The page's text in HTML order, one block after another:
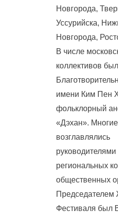
Новгорода,
Уссурийска,
Новгорода,
В числе
коллективов
имени Ким Пен
фольклорный
«Дэхан».
возглавлялись
руководителями
региональных
общественных
Фестиваля был